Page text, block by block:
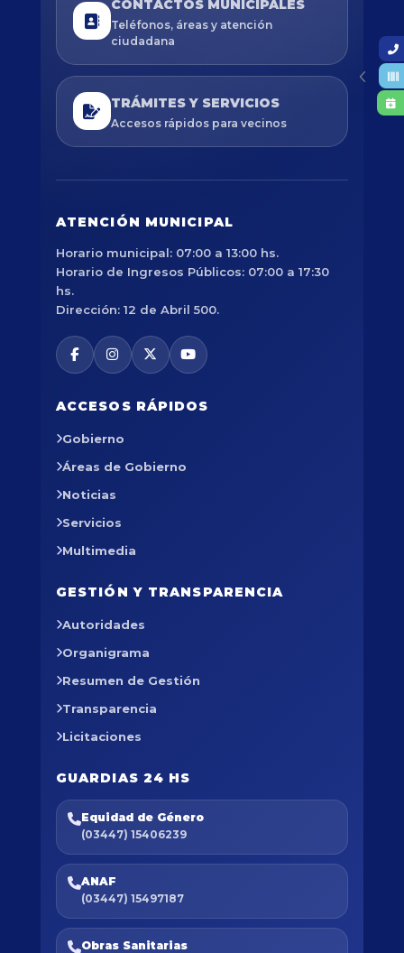
CONTACTOS MUNICIPALES
Teléfonos, áreas y atención
ciudadana
TRÁMITES Y SERVICIOS
Accesos rápidos para vecinos
ATENCIÓN MUNICIPAL
Horario municipal: 07:00 a 13:00 hs.
Horario de Ingresos Públicos: 07:00 a 17:30
hs.
Dirección: 12 de Abril 500.
ACCESOS RÁPIDOS
Gobierno
Áreas de Gobierno
Noticias
Servicios
Multimedia
GESTIÓN Y TRANSPARENCIA
Autoridades
Organigrama
Resumen de Gestión
Transparencia
Licitaciones
GUARDIAS 24 HS
Equidad de Género
(03447) 15406239
ANAF
(03447) 15497187
Obras Sanitarias